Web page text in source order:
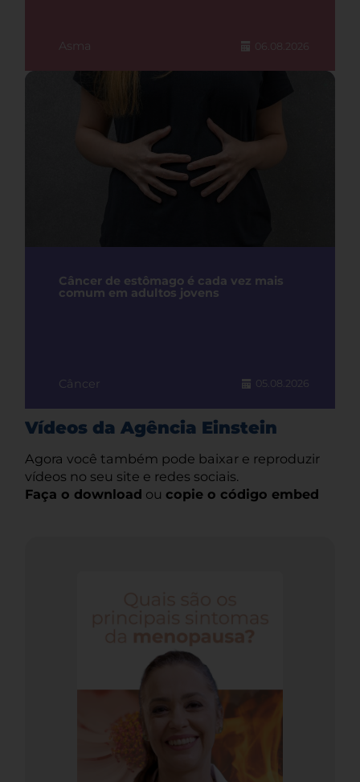
Asma 06.08.2026
Câncer de estômago é cada vez mais
comum em adultos jovens
Câncer 05.08.2026
Vídeos da Agência Einstein
Agora você também pode baixar e reproduzir
vídeos no seu site e redes sociais.
Faça o download ou copie o código embed